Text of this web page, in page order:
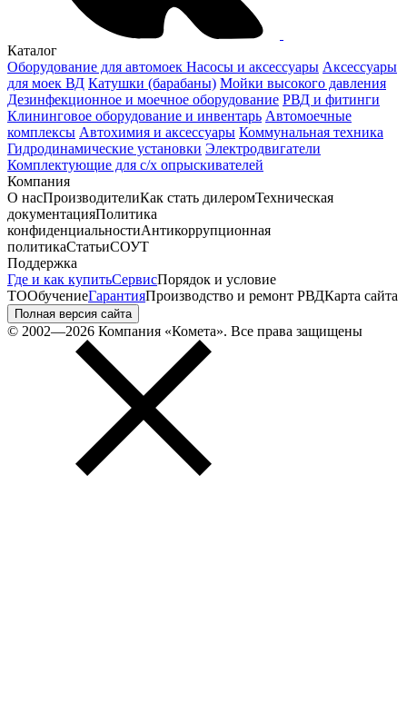
Каталог
Оборудование для автомоек Насосы и аксессуары Аксессуары
для моек ВД Катушки (барабаны) Мойки высокого давления
Дезинфекционное и моечное оборудование РВД и фитинги
Клининговое оборудование и инвентарь Автомоечные
комплексы Автохимия и аксессуары Коммунальная техника
Гидродинамические установки Электродвигатели
Комплектующие для с/х опрыскивателей
Компания
О насПроизводителиКак стать дилеромТехническая
документацияПолитика
конфиденциальностиАнтикоррупционная
политикаСтатьиСОУТ
Поддержка
Где и как купитьСервисПорядок и условие
ТООбучениеГарантияПроизводство и ремонт РВДКарта сайта
Полная версия сайта
© 2002—2026 Компания «Комета». Все права защищены